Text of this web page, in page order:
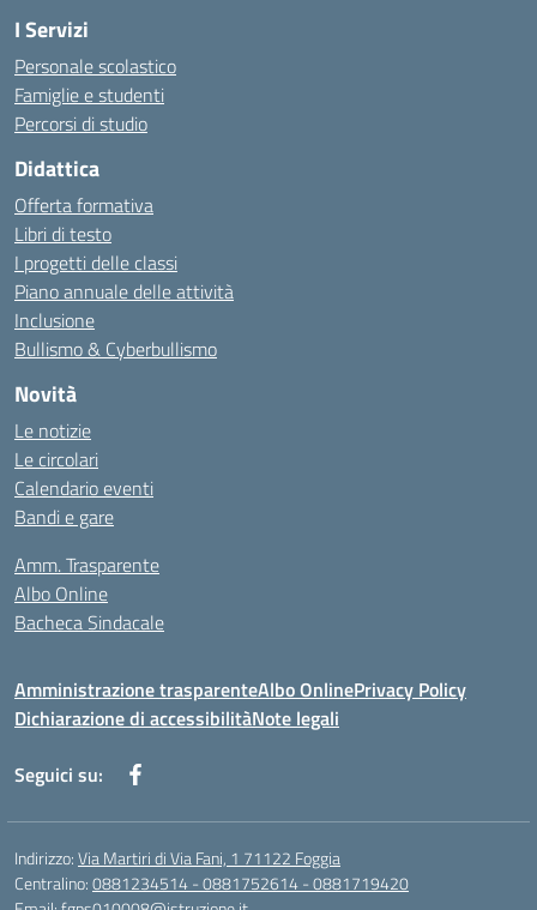
I Servizi
Personale scolastico
Famiglie e studenti
Percorsi di studio
Didattica
Offerta formativa
Libri di testo
I progetti delle classi
Piano annuale delle attività
Inclusione
Bullismo & Cyberbullismo
Novità
Le notizie
Le circolari
Calendario eventi
Bandi e gare
Amm. Trasparente
Albo Online
Bacheca Sindacale
Amministrazione trasparenteAlbo OnlinePrivacy Policy
Dichiarazione di accessibilitàNote legali
Seguici su:
Indirizzo:Via Martiri di Via Fani, 1 71122 Foggia
Centralino:0881234514 - 0881752614 - 0881719420